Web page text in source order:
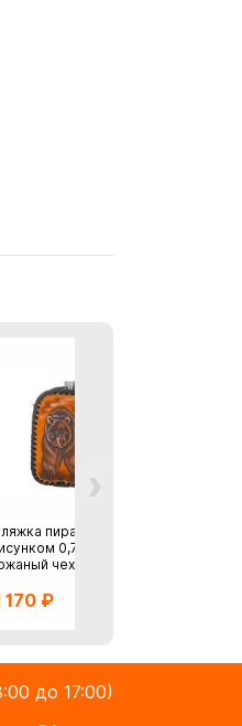
›
пирамидка с
0,7 л Россия
чехол
170 ₽
до 17:00)